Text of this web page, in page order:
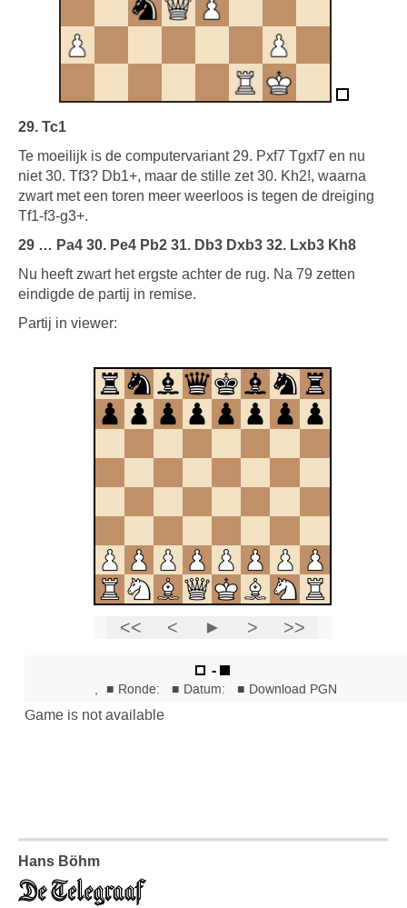
29. Tc1
Te moeilijk is de computervariant 29. Pxf7 Tgxf7 en nu
niet 30. Tf3? Db1+, maar de stille zet 30. Kh2!, waarna
zwart met een toren meer weerloos is tegen de dreiging
Tf1-f3-g3+.
29 … Pa4 30. Pe4 Pb2 31. Db3 Dxb3 32. Lxb3 Kh8
Nu heeft zwart het ergste achter de rug. Na 79 zetten
eindigde de partij in remise.
Partij in viewer:
Hans Böhm